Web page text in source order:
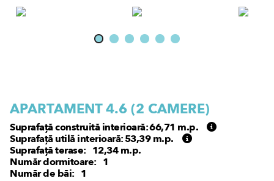
APARTAMENT 4.6 (2 CAMERE)
Suprafață construită interioară:66,71 m.p.
Suprafață utilă interioară:53,39m.p.
Suprafață terase: 12,34m.p.
Număr dormitoare: 1
Număr de băi: 1